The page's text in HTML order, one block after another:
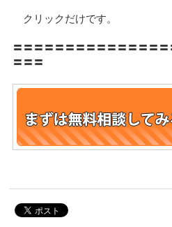
クリックだけです。
〓〓〓〓〓〓〓〓〓〓〓〓〓〓
〓〓〓